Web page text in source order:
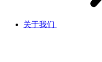
关于我们